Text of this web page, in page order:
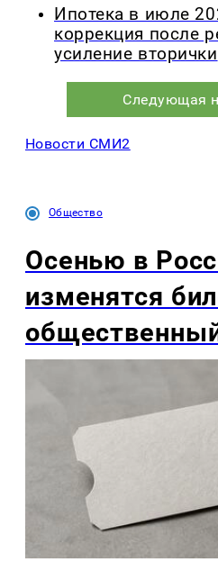
Ипотека в июле
коррекция после
усиление вторички
Следующая
Новости СМИ2
Общество
Осенью в
изменятся